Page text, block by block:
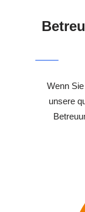
Wenn
unsere